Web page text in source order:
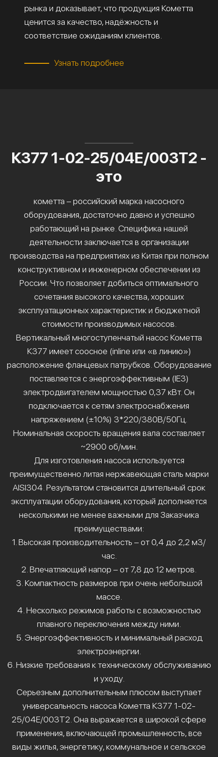
рынка и доказывает, что продукция Кометта
ценится за качество, надёжность и
соответствие ожиданиям клиентов.
Узнать подробнее
К377 1-02-25/04Е/003Т2 -
это
кометта – российский марка насосного
оборудования, достаточно давно и успешно
работающий на рынке. Специфика нашей
деятельности заключается в организации
производства на предприятиях из Китая при полном
конструктивном и инженерном обеспечении из
России. Что позволяет добиться оптимального
сочетания высокого качества, хороших
эксплуатационных характеристик и бюджетной
стоимости производимых насосов.
Вертикальный многоступенчатый насос Кометта
К377 имеет соосное (inline или «в линию»)
расположение фланцевых патрубков. Оборудование
поставляется с энергоэффективным (IE3)
электродвигателем мощностью 0,37 кВт. Он
подключается к сетям электроснабжения
напряжением (±10%) 3*220/380В/50Гц.
Номинальная скорость вращения вала составляет
~2900 об/мин.
Для изготовления насоса используется
преимущественно литая нержавеющая сталь марки
AISI304. Результатом становится длительный срок
эксплуатации оборудования, который дополняется
несколькими не менее важными для Заказчика
преимуществами:
1. Высокая производительность – от 0,4 до 2,2 м3/
час.
2. Впечатляющий напор – от 7,8 до 12 метров.
3. Компактность размеров при очень небольшой
массе.
4. Несколько режимов работы с возможностью
плавного переключения между ними.
5. Энергоэффективность и минимальный расход
электроэнергии.
6. Низкие требования к техническому обслуживанию
и уходу.
Серьезным дополнительным плюсом выступает
универсальность насоса Кометта К377 1-02-
25/04Е/003Т2. Она выражается в широкой сфере
применения, включающей промышленность, все
виды жилья, энергетику, коммунальное и сельское